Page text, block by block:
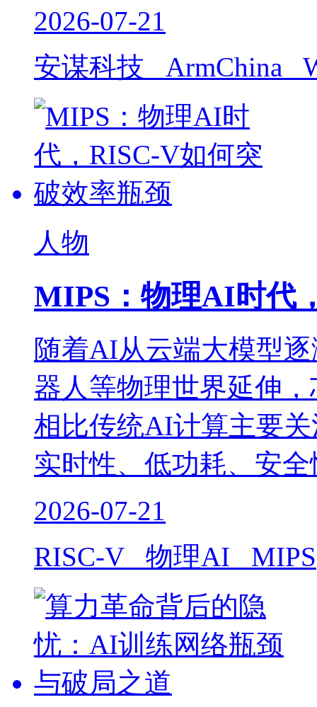
2026-07-21
安谋科技 ArmChina
人物
MIPS：物理AI时代
随着AI从云端大模型
器人等物理世界延伸
相比传统AI计算主要
实时性、低功耗、安
2026-07-21
RISC-V 物理AI MIPS